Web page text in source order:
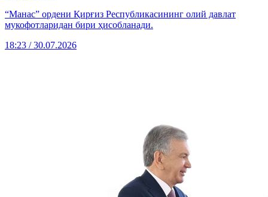
“Манас” ордени Қирғиз Республикасининг олий давлат
мукофотларидан бири ҳисобланади.
18:23 / 30.07.2026